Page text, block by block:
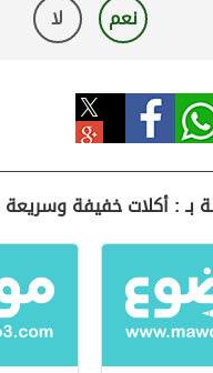
نعم لا
بـ : أكلات خفيفة